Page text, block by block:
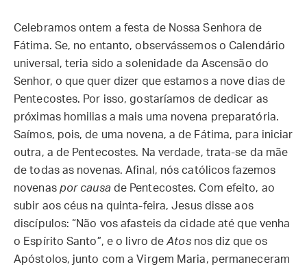
Celebramos ontem a festa de Nossa Senhora de
Fátima. Se, no entanto, observássemos o Calendário
universal, teria sido a solenidade da Ascensão do
Senhor, o que quer dizer que estamos a nove dias de
Pentecostes. Por isso, gostaríamos de dedicar as
próximas homilias a mais uma novena preparatória.
Saímos, pois, de uma novena, a de Fátima, para iniciar
outra, a de Pentecostes. Na verdade, trata-se da mãe
de todas as novenas. Afinal, nós católicos fazemos
novenas por causade Pentecostes. Com efeito, ao
subir aos céus na quinta-feira, Jesus disse aos
discípulos: “Não vos afasteis da cidade até que venha
o Espírito Santo”, e o livro deAtos nos diz que os
Apóstolos, junto com a Virgem Maria, permaneceram